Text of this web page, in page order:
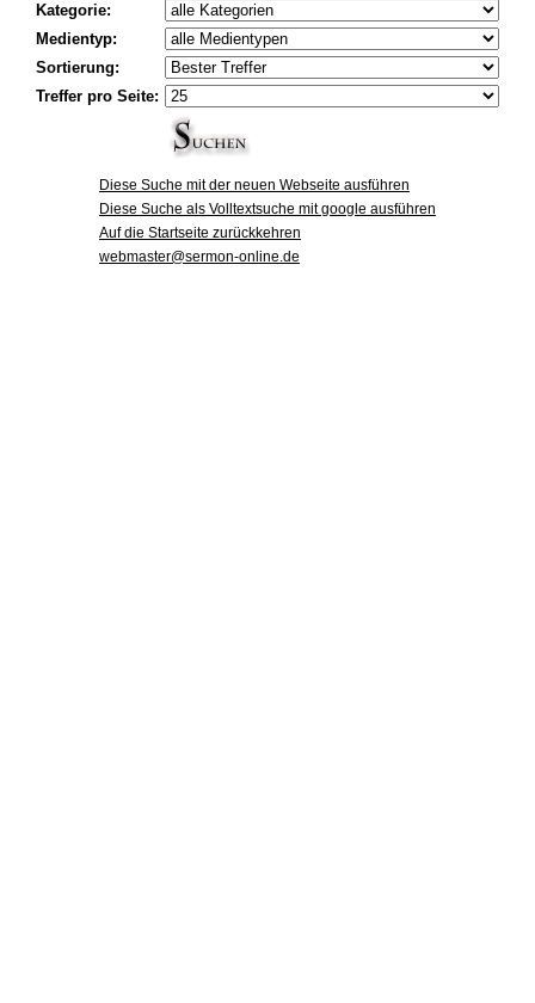
Kategorie:
Medientyp:
Sortierung:
Treffer pro Seite:
Diese Suche mit der neuen Webseite ausführen
Diese Suche als Volltextsuche mit google ausführen
Auf die Startseite zurückkehren
webmaster@sermon-online.de